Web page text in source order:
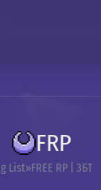
FRP
List FREE RP | ЗБТ